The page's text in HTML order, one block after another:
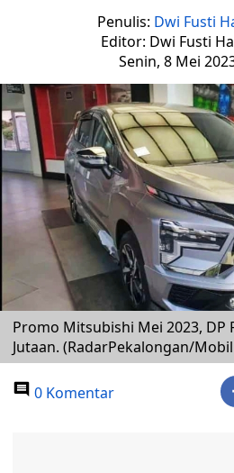
Penulis: Dwi Fusti
Editor: Dwi Fusti
Senin, 8 Mei
Promo Mitsubishi Mei 2023, DP
Jutaan. (RadarPekalongan/
0 Komentar